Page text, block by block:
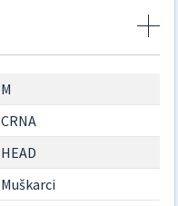
M
CRNA
HEAD
Muškarci